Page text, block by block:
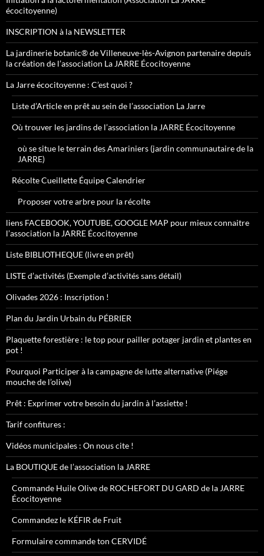
écocitoyenne)
INSCRIPTION à la NEWSLETTER
La jardinerie botanic® de Villeneuve-lès-Avignon partenaire depuis
la création de l’association La JARRE Écocitoyenne
La Jarre écocitoyenne : C’est quoi ?
Liste d’Article en prêt au sein de l’association La Jarre
Où trouver les jardins de l’association la JARRE Écocitoyenne
où se situe le terrain des Amariniers (jardin communautaire de la
JARRE)
Récolte Cueillette Équipe Calendrier
Proposer votre arbre pour la récolte
liens FACEBOOK, YOUTUBE, GOOGLE MAP pour mieux connaitre
l’association la JARRE Écocitoyenne
Liste BIBLIOTHEQUE (livre en prêt)
LISTE d’activités (Exemple d’activités sans détail)
Olivades 2026 : Inscription !
Plan du Jardin Urbain du PÉBRIER
Plaquette forestière : le top pour pailler potager jardin et plantes en
pot !
Pourquoi Participer à la campagne de lutte alternative (Piége
mouche de l’olive)
Prêt : Exprimer votre besoin du jardin à l’assiette !
Tarif confitures :
Vidéos municipales : On nous cite !
La BOUTIQUE de l’association la JARRE
Commande Huile Olive de ROCHEFORT DU GARD de la JARRE
Écocitoyenne
Commandez le KÉFIR de Fruit
Formulaire commande ton CERVIDÉ